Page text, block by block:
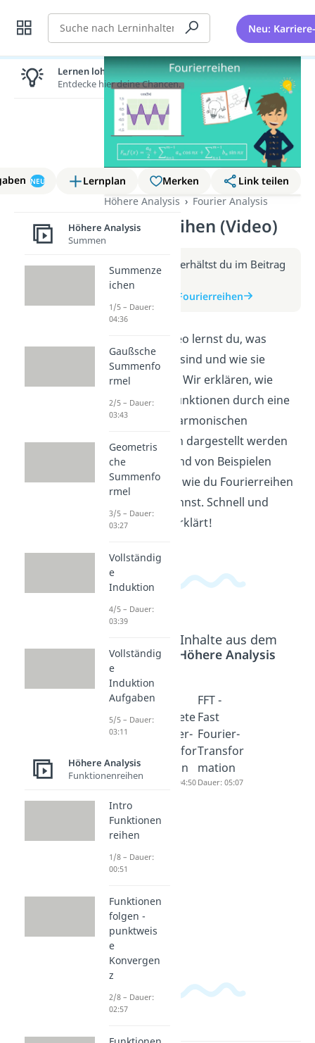
Suche Neu:
NEU Lernplan Merken
Link teilen
Höhere Analysis
Fourier Analysis
Fourierreihen (Video)
Weitere Infos erhältst du im Beitrag
zum Video
zum Beitrag: Fourierreihen
In diesem Video lernst du, was
Fourierreihen sind und wie sie
funktionieren. Wir erklären, wie
periodische Funktionen durch eine
Summe von harmonischen
Schwingungen dargestellt werden
können. Anhand von Beispielen
zeigen wir dir, wie du Fourierreihen
berechnen kannst. Schnell und
verständlich erklärt!
Beliebte Inhalte aus dem
Bereich
Höhere Analysis
Fourier
Transfor
mation
DFT -
Diskrete
Fourier-
Transfor
mation
Dauer: 04:50
FFT -
Fast
Fourier-
Transfor
mation
Dauer: 05:07
Lernen lohnt sich!
Entdecke hier deine Chancen.
Höhere Analysis
Summen
Summenze
ichen
1/5 – Dauer:
04:36
Gaußsche
Summenfo
rmel
2/5 – Dauer:
03:43
Geometris
che
Summenfo
rmel
3/5 – Dauer:
03:27
Vollständig
e
Induktion
4/5 – Dauer:
03:39
Vollständig
e
Induktion
Aufgaben
5/5 – Dauer:
03:11
Höhere Analysis
Funktionenreihen
Intro
Funktionen
reihen
1/8 – Dauer:
00:51
Funktionen
folgen -
punktweis
e
Konvergen
z
2/8 – Dauer:
02:57